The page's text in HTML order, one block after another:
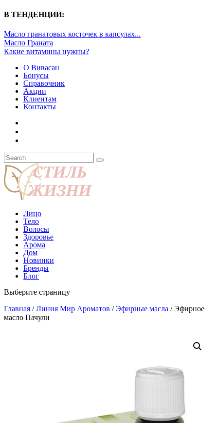
В ТЕНДЕНЦИИ:
Масло гранатовых косточек в капсулах...
Масло Граната
Какие витамины нужны?
О Вивасан
Бонусы
Справочник
Акции
Клиентам
Контакты
Лицо
Тело
Волосы
Здоровье
Арома
Дом
Новинки
Бренды
Блог
Выберите страницу
Главная /Линия Мир Ароматов /Эфирные масла / Эфирное
масло Пачули